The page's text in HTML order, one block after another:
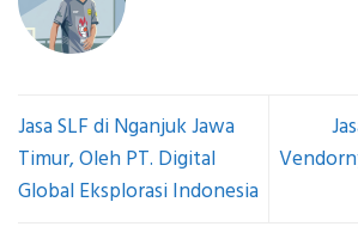
Jasa SLF di Nganjuk Jawa
Timur, Oleh PT. Digital
Global Eksplorasi Indonesia